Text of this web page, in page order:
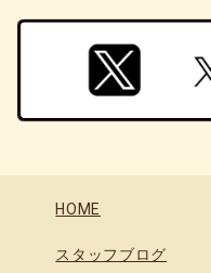
HOME
スタッフブログ